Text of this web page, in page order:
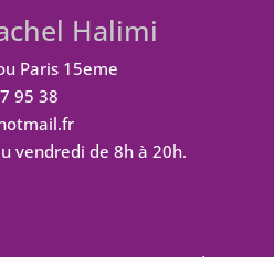
Halimi
Paris 15eme
95 38
vendredi de 8h à 20h.